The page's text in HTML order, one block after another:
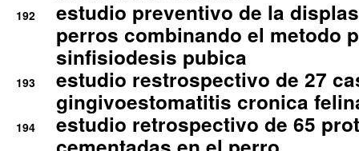
192
estudio preventivo de la
perros combinando el metodo
sinfisiodesis pubica
193
estudio restrospectivo de 27
gingivoestomatitis cronica
194
estudio retrospectivo de 65